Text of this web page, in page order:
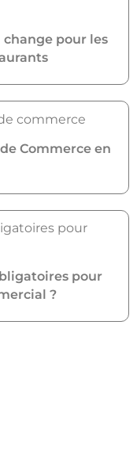
change pour les
Commerce en
pour
?